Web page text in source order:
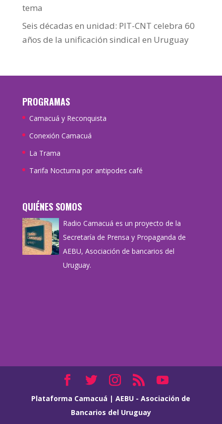
tema
Seis décadas en unidad: PIT-CNT celebra 60
años de la unificación sindical en Uruguay
PROGRAMAS
Camacuá y Reconquista
Conexión Camacuá
La Trama
Tarifa Nocturna por antipodes café
QUIÉNES SOMOS
Radio Camacuá es un proyecto de la
Secretaría de Prensa y Propaganda de
AEBU, Asociación de bancarios del
Uruguay.
Plataforma Camacuá |AEBU - Asociación de
Bancarios del Uruguay